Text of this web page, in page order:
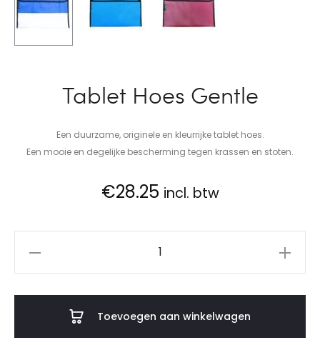
Tablet Hoes Gentle
Een duurzame, originele en kleurrijke tablet hoes.
Een mooie en degelijke bescherming tegen krassen en stoten.
€28.25 incl. btw
Toevoegen aan winkelwagen